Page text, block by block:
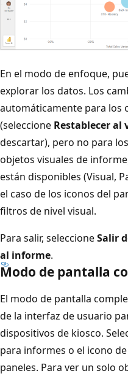
En el modo de enfoque,
explorar los datos. Los
automáticamente para los
(seleccione Restablecer
descartar), pero no para
objetos visuales de
están disponibles (Visual,
el caso de los iconos del
filtros de nivel visual.
Para salir, seleccioneSalir
al informe.
Modo de pantalla
El modo de pantalla
de la interfaz de usuario
dispositivos de kiosco.
para informes o el icono
paneles. Para ver un solo